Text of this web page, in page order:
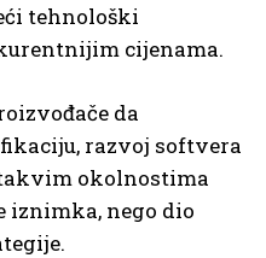
tehnološki
cijenama.
da
razvoj softvera
okolnostima
nego dio